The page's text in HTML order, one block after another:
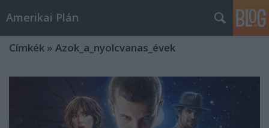
Amerikai Plán
Címkék » Azok_a_nyolcvanas_évek